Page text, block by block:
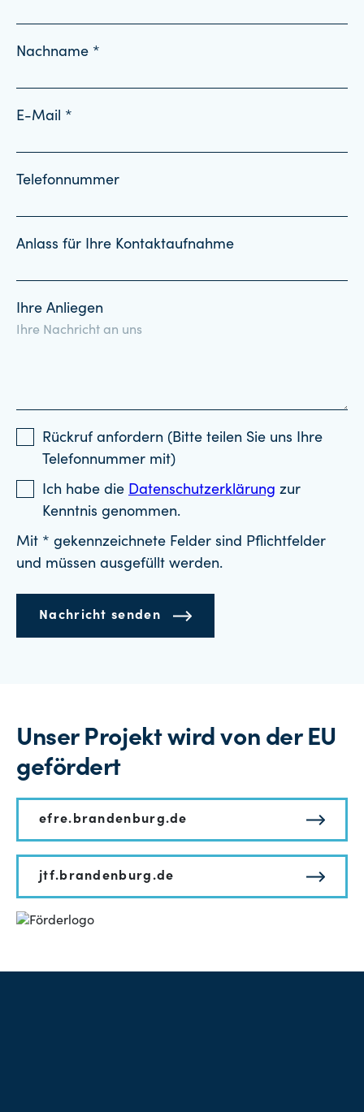
Nachname *
E-Mail *
Telefonnummer
Anlass für Ihre Kontaktaufnahme
Ihre Anliegen
Rückruf anfordern (Bitte teilen Sie uns Ihre
Telefonnummer mit)
Ich habe die Datenschutzerklärung zur
Kenntnis genommen.
Mit * gekennzeichnete Felder sind Pflichtfelder
und müssen ausgefüllt werden.
Nachricht senden
Unser Projekt wird von der EU
gefördert
efre.brandenburg.de
jtf.brandenburg.de